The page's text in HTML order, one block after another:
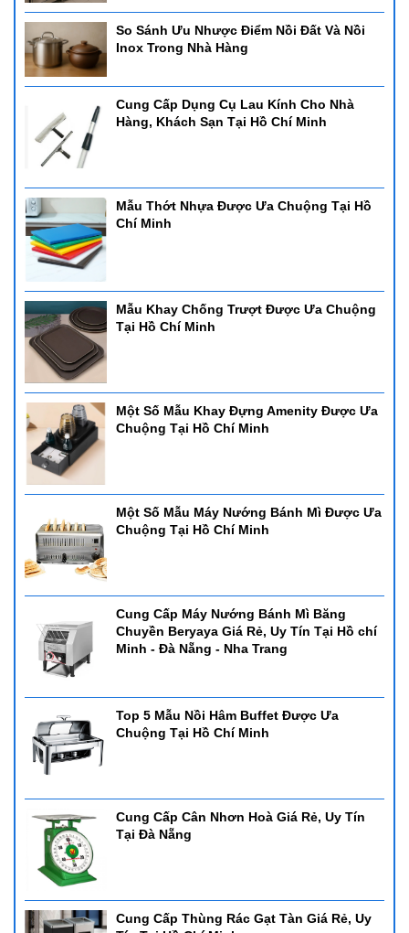
So Sánh Ưu Nhược Điểm Nồi Đất Và Nồi
Inox Trong Nhà Hàng
Cung Cấp Dụng Cụ Lau Kính Cho Nhà
Hàng, Khách Sạn Tại Hồ Chí Minh
Mẫu Thớt Nhựa Được Ưa Chuộng Tại Hồ
Chí Minh
Mẫu Khay Chống Trượt Được Ưa Chuộng
Tại Hồ Chí Minh
Một Số Mẫu Khay Đựng Amenity Được Ưa
Chuộng Tại Hồ Chí Minh
Một Số Mẫu Máy Nướng Bánh Mì Được Ưa
Chuộng Tại Hồ Chí Minh
Cung Cấp Máy Nướng Bánh Mì Băng
Chuyền Beryaya Giá Rẻ, Uy Tín Tại Hồ chí
Minh - Đà Nẵng - Nha Trang
Top 5 Mẫu Nồi Hâm Buffet Được Ưa
Chuộng Tại Hồ Chí Minh
Cung Cấp Cân Nhơn Hoà Giá Rẻ, Uy Tín
Tại Đà Nẵng
Cung Cấp Thùng Rác Gạt Tàn Giá Rẻ, Uy